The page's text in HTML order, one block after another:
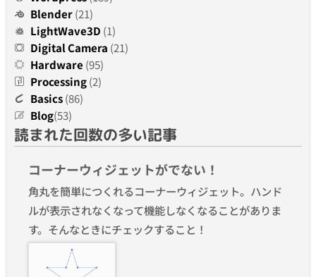
Blender(21)
LightWave3D (1)
Digital Camera (21)
Hardware (95)
Processing(2)
Basics(86)
Blog(53)
読まれた回数の多い記事
コーナーウィジェットがでない！
角丸を簡単につくれるコーナーウィジェット。ハンド
ルが表示されなくなって機能しなくなることがありま
す。そんなときにチェックすること！